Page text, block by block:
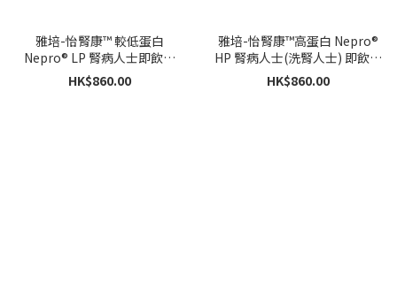
雅培-怡腎康™ 較低蛋白
Nepro® LP 腎病人士即飲裝
(220毫升 x 30支)
HK$860.00
雅培-怡腎康™高蛋白 Nepro®
HP 腎病人士(洗腎人士) 即飲裝
(220毫升 x 30支)
HK$860.00